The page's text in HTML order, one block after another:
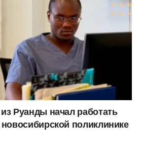
Руанды начал работать
поликлинике